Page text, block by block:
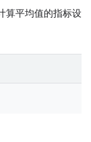
算平均值的指标设